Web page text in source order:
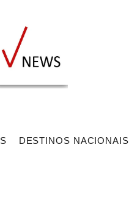
DESTINOS NACIONAIS